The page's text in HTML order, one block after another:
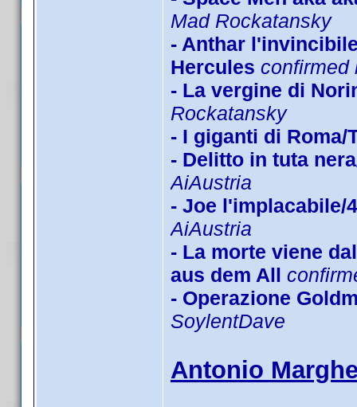
Mad Rockatansky
- Anthar
Hercules confirmed
- La vergine di
Rockatansky
- I giganti di Roma/
- Delitto in tuta
AiAustria
- Joe l'implacabile/
AiAustria
- La morte viene
aus dem All
- Operazione
SoylentDave
Antonio